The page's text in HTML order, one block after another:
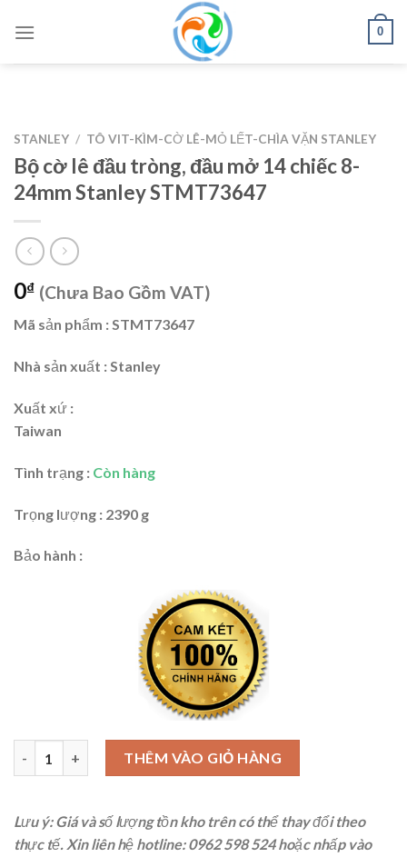
0
STANLEY / TÔ VIT-KÌM-CỜ LÊ-MỎ LẾT-CHÌA VẶN STANLEY
Bộ cờ lê đầu tròng, đầu mở 14 chiếc 8-
24mm Stanley STMT73647
0₫ (Chưa Bao Gồm VAT)
Mã sản phẩm : STMT73647
Nhà sản xuất : Stanley
Xuất xứ :
Taiwan
Tình trạng : Còn hàng
Trọng lượng : 2390 g
Bảo hành :
Bộ cờ lê đầu tròng, đầu mở 14 chiếc 8-24mm Stanley
THÊM VÀO GIỎ HÀNG
Lưu ý: Giá và số lượng tồn kho trên có thể thay đổi theo
thực tế. Xin liên hệ hotline: 0962 598 524hoặc nhấp vào